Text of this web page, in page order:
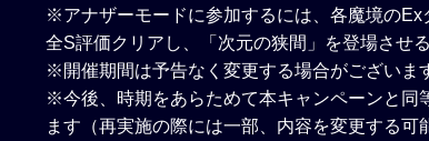
※アナザーモードに参加するには、各魔境の
全S評価クリアし、「次元の狭間」を登場させ
※開催期間は予告なく変更する場合がございま
※今後、時期をあらためて本キャンペーンと同
ます（再実施の際には一部、内容を変更する可